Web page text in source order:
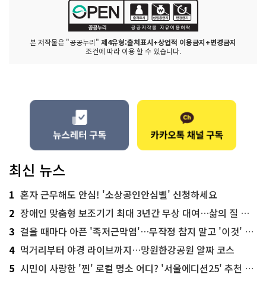
본 저작물은 "공공누리" 제4유형:출처표시+상업적 이용금지+변경금지
조건에 따라 이용 할 수 있습니다.
최신 뉴스
1 혼자 근무해도 안심! '소상공인안심벨' 신청하세요
2 장애인 맞춤형 보조기기 최대 3년간 무상 대여…삶의 질 높인다
3 걸을 때마다 아픈 '족저근막염'…무작정 참지 말고 '이것' 해보세요!
4 먹거리부터 야경 라이브까지…망원한강공원 알짜 코스
5 시민이 사랑한 '찐' 로컬 명소 어디? '서울에디션25' 추천 코스